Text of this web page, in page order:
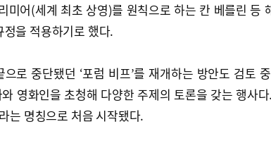
미어(세계 최초 상영)를 원칙으로 하는 칸 베를린 등
정을 적용하기로 했다.
으로 중단됐던 ‘포럼 비프’를 재개하는 방안도 검토
영화인을 초청해 다양한 주제의 토론을 갖는 행사
는 명칭으로 처음 시작됐다.